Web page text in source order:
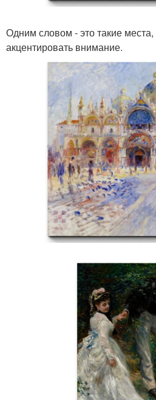
Одним словом - это такие
акцентировать внимание.